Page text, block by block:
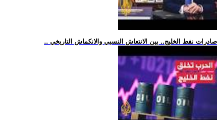
.. صادرات نفط الخليج.. بين الانتعاش النسبي والانكماش التاريخي